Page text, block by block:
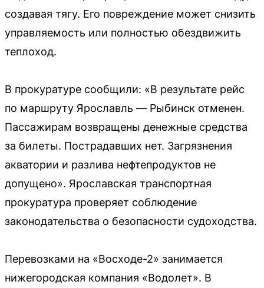
создавая тягу. Его повреждение может снизить
управляемость или полностью обездвижить
теплоход.
В прокуратуре сообщили: «В результате рейс
по маршруту Ярославль — Рыбинск отменен.
Пассажирам возвращены денежные средства
за билеты. Пострадавших нет. Загрязнения
акватории и разлива нефтепродуктов не
допущено». Ярославская транспортная
прокуратура проверяет соблюдение
законодательства о безопасности судоходства.
Перевозками на «Восходе-2» занимается
нижегородская компания «Водолет». В